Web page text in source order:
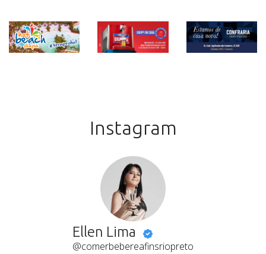
Instagram
Ellen Lima
@comerbebereafinsriopreto